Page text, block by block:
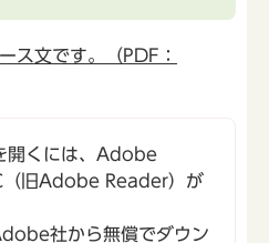
ス文です。（PDF：
開くには、Adobe
旧Adobe Reader）が
社から無償でダウン